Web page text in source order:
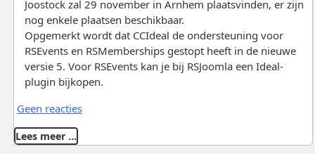
Joostock zal 29 november in Arnhem plaatsvinden, er zijn
nog enkele plaatsen beschikbaar.
Opgemerkt wordt dat CCIdeal de ondersteuning voor
RSEvents en RSMemberships gestopt heeft in de nieuwe
versie 5. Voor RSEvents kan je bij RSJoomla een Ideal-
plugin bijkopen.
Geen reacties
Lees meer …